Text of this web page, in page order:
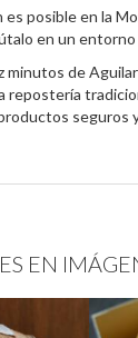
posible en la
en un entorno
minutos de
repostería
seguros
EN